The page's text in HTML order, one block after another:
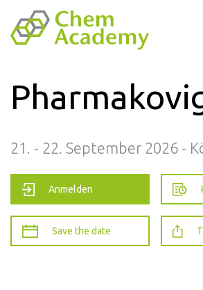
21. - 22. September 2026 -
Anmelden
Save the date